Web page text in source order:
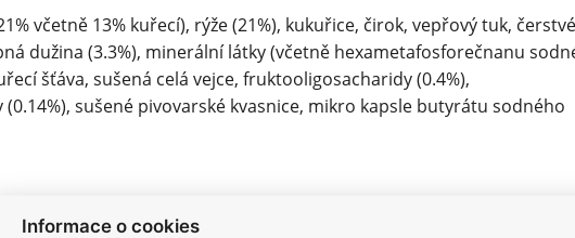
včetně 13% kuřecí), rýže (21%), kukuřice, čirok, vepřový tuk, čerstvé
dužina (3.3%), minerální látky (včetně hexametafosforečnanu
šťáva, sušená celá vejce, fruktooligosacharidy (0.4%),
sušené pivovarské kvasnice, mikro kapsle butyrátu sodného
Informace o cookies